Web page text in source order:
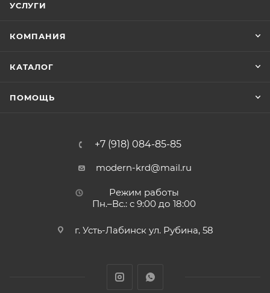
УСЛУГИ
КОМПАНИЯ
КАТАЛОГ
ПОМОЩЬ
+7 (918) 084-85-85
modern-krd@mail.ru
Режим работы
Пн.–Вс.: с 9:00 до 18:00
г. Усть-Лабинск ул. Рубина, 58